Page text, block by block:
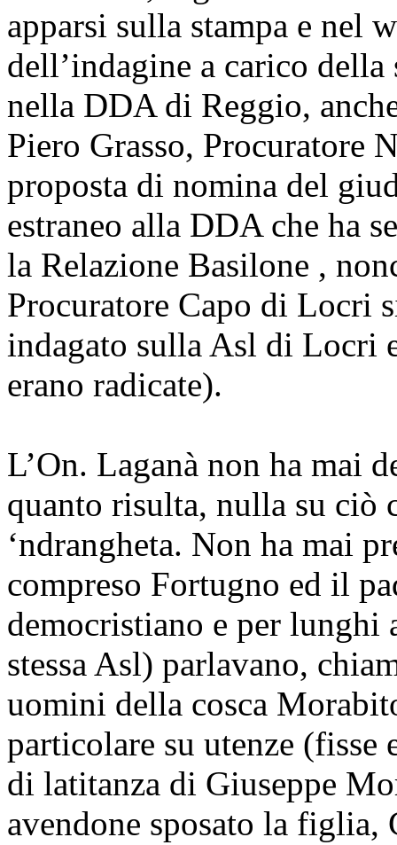
apparsi sulla stampa e nel
dell’indagine a carico
nella DDA di Reggio,
Piero Grasso, Procuratore
proposta di nomina del
estraneo alla DDA che ha
la Relazione Basilone ,
Procuratore Capo di Locri
indagato sulla Asl di Locri
erano radicate).
L’On. Laganà non ha mai
quanto risulta, nulla su ciò
‘ndrangheta. Non ha mai
compreso Fortugno ed il
democristiano e per lunghi
stessa Asl) parlavano,
uomini della cosca
particolare su utenze (fisse
di latitanza di Giuseppe
avendone sposato la